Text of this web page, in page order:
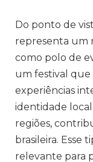
Do ponto de
representa um
como polo de
um festival que
experiências
identidade
regiões,
brasileira. Esse
relevante para